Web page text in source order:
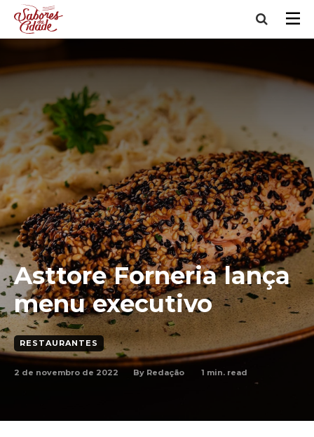
Asttore Forneria lança
menu executivo
RESTAURANTES
2 de novembro de 2022 By Redação 1 min. read